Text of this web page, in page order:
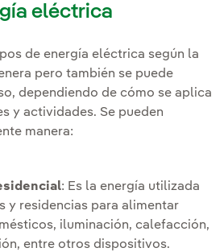
eléctrica
de energía eléctrica según la
pero también se puede
dependiendo de cómo se aplica
y actividades. Se pueden
manera:
: Es la energía utilizada
y residencias para alimentar
iluminación, calefacción,
entre otros dispositivos.